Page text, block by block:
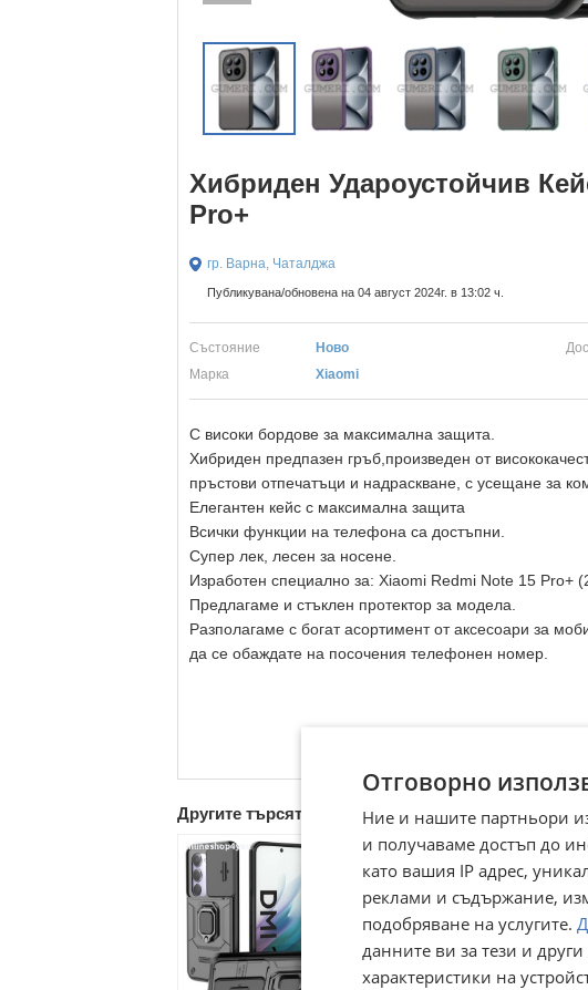
Хибриден Удароустойчив
Pro+
гр. Варна, Чаталджа
Публикувана/обновена на 04 август 2024г. в 13:02 ч.
Състояние Ново
Марка
Xiaomi
С високи бордове за максимална защита.
Хибриден предпазен гръб,произведен от
пръстови отпечатъци и надраскване, с усещане за
Елегантен кейс с максимална защита
Всички функции на телефона са достъпни.
Супер лек, лесен за носене.
Изработен специално за: Xiaomi Redmi Note 15 Pro+
Предлагаме и стъклен протектор за модела.
Разполагаме с богат асортимент от аксесоари за
да се обаждате на посочения телефонен номер.
Другите търсят също
Отговорно
Ние и нашите партньори
и получаваме достъп до
като вашия IP адрес,
реклами и съдържание,
подобряване на услугите.
данните ви за тези и
характеристики на